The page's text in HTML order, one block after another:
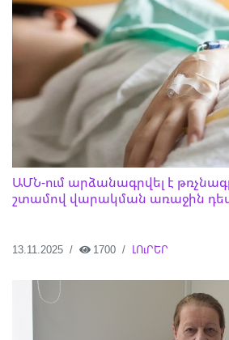
ԱՄՆ-ում արձանագրվել է
շտամով վարակման առաջին
13.11.2025 1700 ԼՈւՐԵՐ